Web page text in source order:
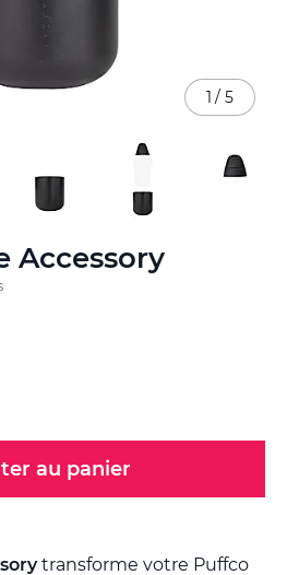
Accessory
au panier
transforme votre Puffco
1 / 5